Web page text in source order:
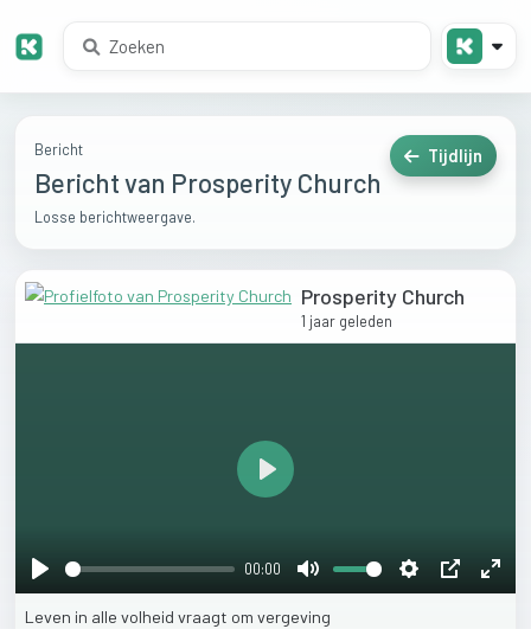
Bericht
Bericht van Prosperity Church
Losse berichtweergave.
Tijdlijn
Prosperity Church
1 jaar geleden
Play
00:00
Mute Settings
PIP
Enter
Play
Leven in alle volheid vraagt om vergeving